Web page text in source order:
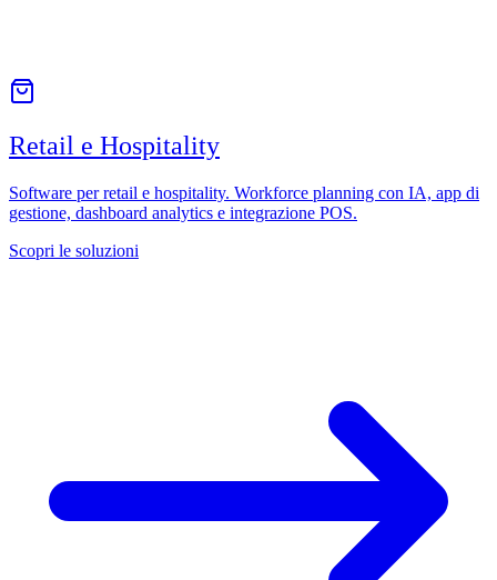
Retail e Hospitality
Software per retail e hospitality. Workforce planning con IA, app di
gestione, dashboard analytics e integrazione POS.
Scopri le soluzioni